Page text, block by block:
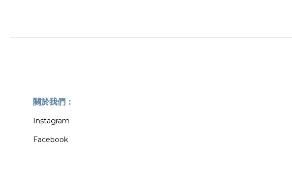
關於我們：
Instagram
Facebook